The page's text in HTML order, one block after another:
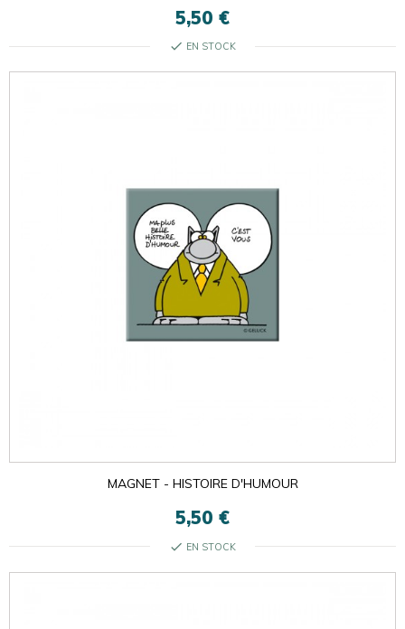
5,50 €
check EN STOCK
MAGNET - HISTOIRE D'HUMOUR
5,50 €
check EN STOCK